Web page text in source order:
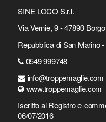
SINE LOCO S.r.l.
Via Vernie, 9 - 47893
Repubblica di San Marino
0549 999748
info@troppemaglie.com
www.troppemaglie.com
Iscritto al Registro e-
06/07/2016